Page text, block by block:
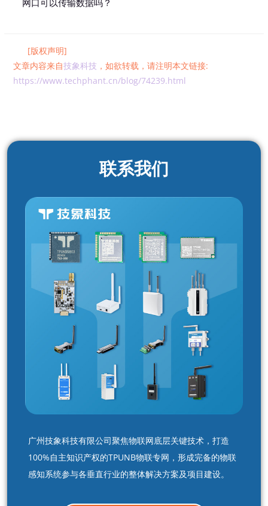
网口可以传输数据吗？
[版权声明]
文章内容来自技象科技 ，如欲转载，请注明本文链接:
https://www.techphant.cn/blog/74239.html
联系我们
广州技象科技有限公司聚焦物联网底层关键技术，打造
100%自主知识产权的TPUNB物联专网，形成完备的物联
感知系统参与各垂直行业的整体解决方案及项目建设。